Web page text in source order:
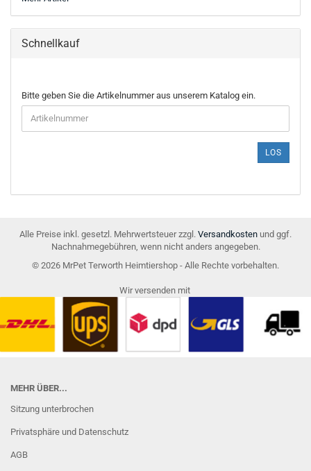
Schnellkauf
BITTE
GEBEN
SIE
DIE
EIN.
Bitte geben Sie die Artikelnummer aus unserem Katalog ein.
LOS
Alle Preise inkl. gesetzl. Mehrwertsteuer zzgl. Versandkosten und ggf.
Nachnahmegebühren, wenn nicht anders angegeben.
© 2026 MrPet Terworth Heimtiershop - Alle Rechte vorbehalten.
Wir versenden mit
MEHR ÜBER...
Sitzung unterbrochen
Privatsphäre und Datenschutz
AGB